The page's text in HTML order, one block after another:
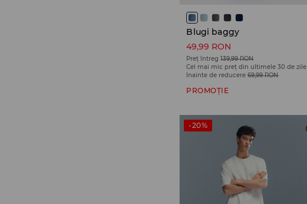
Blugi baggy
49,99 RON
Preț întreg 139,99 RON
Cel mai mic preț din ultimele 30 de zile
înainte de reducere 69,99 RON
PROMOȚIE
-20%